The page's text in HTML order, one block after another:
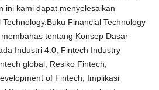
ini kami dapat menyelesaikan
Financial Technology
tentang Konsep Dasar
Industri 4.0, Fintech Industry
global, Resiko Fintech,
of Fintech, Implikasi